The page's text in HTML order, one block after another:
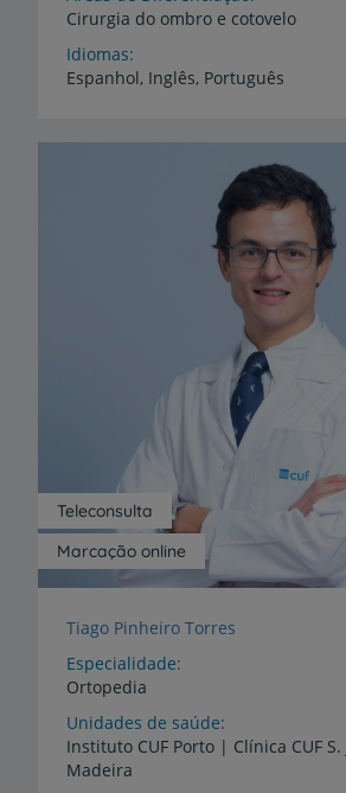
Cirurgia do ombro e cotovelo
Idiomas
Espanhol, Inglês, Português
Marcação online
Teleconsulta
Tiago Pinheiro Torres
Especialidade
Ortopedia
Unidades de saúde
Instituto CUF Porto | Clínica CUF S.
Madeira